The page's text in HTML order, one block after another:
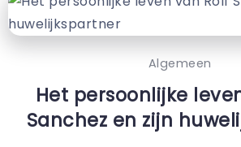
Algemeen
Het persoonlijke
Sanchez en zijn